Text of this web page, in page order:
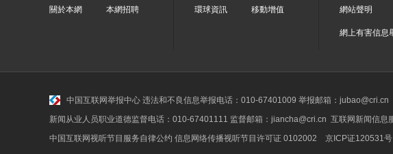
關於本網 本網招聘 環球資訊 移動增值 網站聲明
網上有害信息
中国互联网举报中心 违法和不良信息举报电话：010-67401009 举报邮箱：jubao@cri.cn
新闻从业人员职业道德监督电话：010-67401111 监督邮箱：jiancha@cri.cn 互联网新闻信息
中国互联网视听节目服务自律公约 信息网络传播视听节目许可证 0102002 京ICP证120531